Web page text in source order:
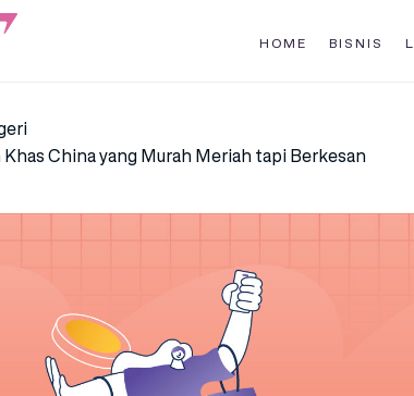
HOME BISNIS
China yang Murah Meriah tapi Berkesan